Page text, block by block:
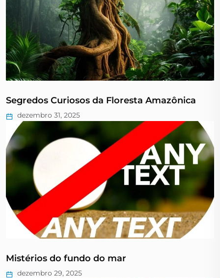
Segredos Curiosos da Floresta Amazônica
dezembro 31, 2025
Mistérios do fundo do mar
dezembro 29, 2025